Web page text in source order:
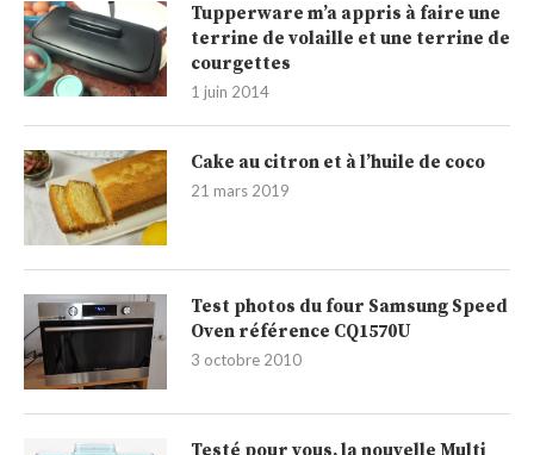
Tupperware m’a appris à faire une
terrine de volaille et une terrine de
courgettes
1 juin 2014
Cake au citron et à l’huile de coco
21 mars 2019
Test photos du four Samsung Speed
Oven référence CQ1570U
3 octobre 2010
Testé pour vous, la nouvelle Multi